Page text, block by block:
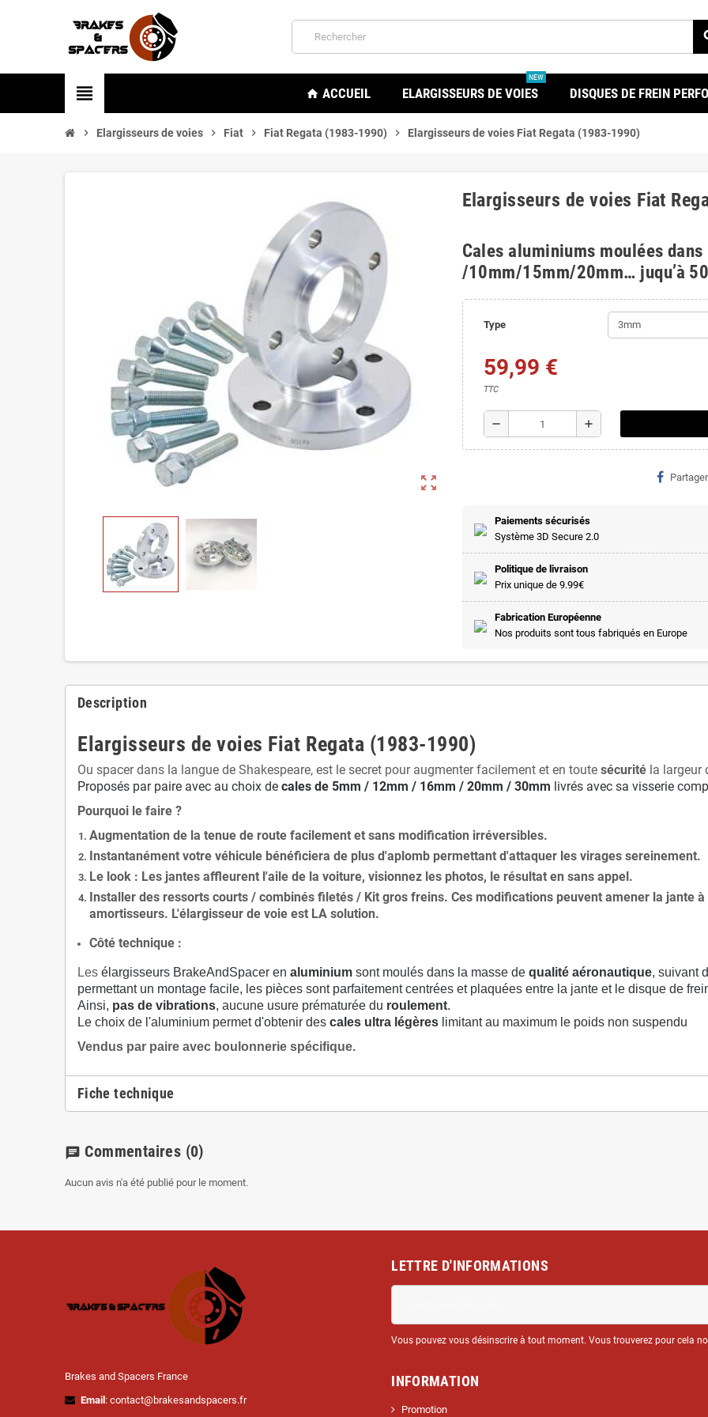
view_headline home ACCUEIL ELARGISSEURS DE VOIES
NEW
DISQUES DE FREIN
chevron_right Elargisseurs de voies chevron_right Fiat chevron_right Fiat Regata (1983-1990) chevron_right Elargisseurs de voies Fiat Regata (1983-1990)
zoom_out_map
Elargisseurs de voies Fiat
Cales aluminiums moulées
/10mm/15mm/20mm… juqu’à
Type
59,99 €
TTC
remove add
Partager
Paiements sécurisés
Système 3D Secure 2.0
Politique de livraison
Prix unique de 9.99€
Fabrication Européenne
Nos produits sont tous fabriqués en Europe
Description
Elargisseurs de voies Fiat Regata (1983-1990)
Ou spacer dans la langue de Shakespeare, est le secret pour augmenter facilement et en toute sécurité la largeur
Proposés par paire avec au choix de cales de 5mm / 12mm / 16mm / 20mm / 30mm livrés avec sa visserie
Pourquoi le faire ?
Augmentation de la tenue de route facilement et sans modification irréversibles.
Instantanément votre véhicule bénéficiera de plus d'aplomb permettant d'attaquer les virages sereinement.
Le look : Les jantes affleurent l'aile de la voiture, visionnez les photos, le résultat en sans appel.
Installer des ressorts courts / combinés filetés / Kit gros freins. Ces modifications peuvent amener la jante
amortisseurs. L'élargisseur de voie est LA solution.
Côté technique :
Les élargisseurs BrakeAndSpacer en aluminium sont moulés dans la masse de qualité aéronautique, suivant
permettant un montage facile, les pièces sont parfaitement centrées et plaquées entre la jante et le disque de
Ainsi, pas de vibrations, aucune usure prématurée du roulement.
Le choix de l'aluminium permet d'obtenir des cales ultra légères limitant au maximum le poids non suspendu
Vendus par paire avec boulonnerie spécifique.
Fiche technique
chat Commentaires (0)
Aucun avis n'a été publié pour le moment.
Brakes and Spacers France
Email : contact@brakesandspacers.fr
LETTRE D'INFORMATIONS
Vous pouvez vous désinscrire à tout moment. Vous trouverez pour cela
INFORMATION
Promotion